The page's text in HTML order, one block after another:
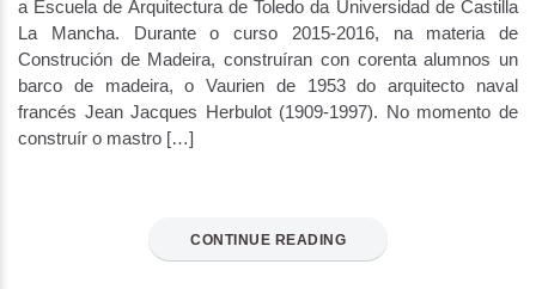
a Escuela de Arquitectura de Toledo da Universidad de Castilla
La Mancha. Durante o curso 2015-2016, na materia de
Construción de Madeira, construíran con corenta alumnos un
barco de madeira, o Vaurien de 1953 do arquitecto naval
francés Jean Jacques Herbulot (1909-1997). No momento de
construír o mastro […]
CONTINUE READING